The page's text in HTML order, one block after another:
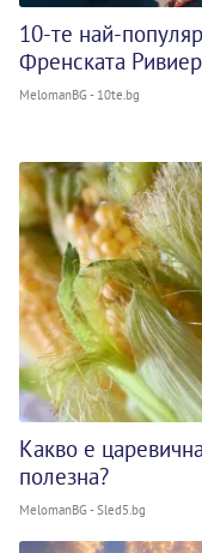
10-те най-
Френската
MelomanBG - 10te.bg
Какво е
полезна?
MelomanBG - Sled5.bg